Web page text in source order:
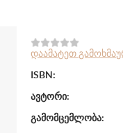
დაამატეთ
ISBN:
ავტორი:
გამომცემლობა: